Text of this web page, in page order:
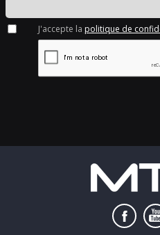
J'accepte la politique de